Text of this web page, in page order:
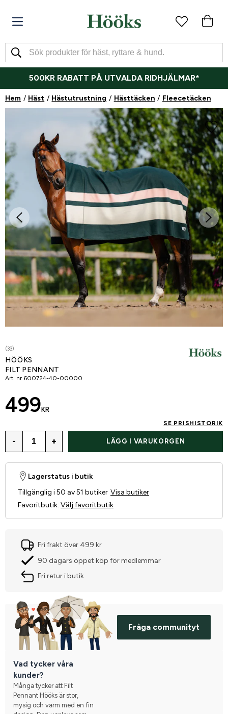
500KR RABATT PÅ UTVALDA RIDHJÄLMAR*
Hem Häst Hästutrustning Hästtäcken Fleecetäcken
(33)
HÖÖKS
FILT PENNANT
Art. nr 600724-40-00000
499 KR
SE PRISHISTORIK
- + LÄGG I VARUKORGEN
Lagerstatus i butik
Tillgänglig i 50 av 51 butiker Visa butiker
Favoritbutik: Välj favoritbutik
Fri frakt över 499 kr
90 dagars öppet köp för medlemmar
Fri retur i butik
Fråga communityt
Vad tycker våra
kunder?
Många tycker att Filt
Pennant Hööks är stor,
mysig och varm med en fin